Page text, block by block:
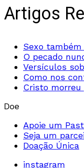
Artigos
Sexo
O pecado
Versículos
Como nos
Cristo morreu
Doe
Apoie um
Seja um
Doação Única
instagram